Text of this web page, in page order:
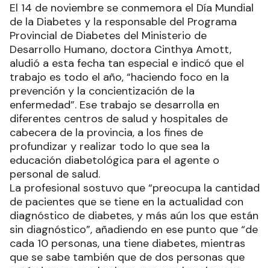
El 14 de noviembre se conmemora el Día Mundial
de la Diabetes y la responsable del Programa
Provincial de Diabetes del Ministerio de
Desarrollo Humano, doctora Cinthya Amott,
aludió a esta fecha tan especial e indicó que el
trabajo es todo el año, “haciendo foco en la
prevención y la concientización de la
enfermedad”. Ese trabajo se desarrolla en
diferentes centros de salud y hospitales de
cabecera de la provincia, a los fines de
profundizar y realizar todo lo que sea la
educación diabetológica para el agente o
personal de salud.
La profesional sostuvo que “preocupa la cantidad
de pacientes que se tiene en la actualidad con
diagnóstico de diabetes, y más aún los que están
sin diagnóstico”, añadiendo en ese punto que “de
cada 10 personas, una tiene diabetes, mientras
que se sabe también que de dos personas que